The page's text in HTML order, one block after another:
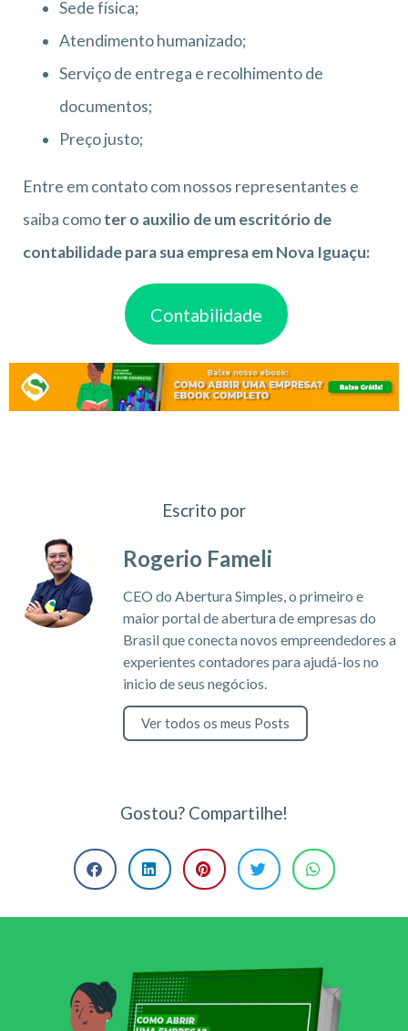
Sede física;
Atendimento humanizado;
Serviço de entrega e recolhimento de
documentos;
Preço justo;
Entre em contato com nossos representantes e
saiba comoter o auxilio de um escritório de
contabilidade para sua empresa em Nova Iguaçu:
Contabilidade
Escrito por
Rogerio Fameli
CEO do Abertura Simples, o primeiro e
maior portal de abertura de empresas do
Brasil que conecta novos empreendedores a
experientes contadores para ajudá-los no
inicio de seus negócios.
Ver todos os meus Posts
Gostou? Compartilhe!